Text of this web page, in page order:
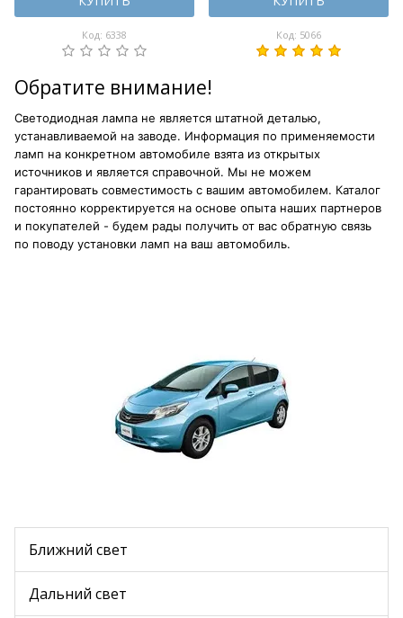
Код: 6338 Код: 5066
Обратите внимание!
Светодиодная лампа не является штатной деталью,
устанавливаемой на заводе. Информация по применяемости
ламп на конкретном автомобиле взята из открытых
источников и является справочной. Мы не можем
гарантировать совместимость с вашим автомобилем. Каталог
постоянно корректируется на основе опыта наших партнеров
и покупателей - будем рады получить от вас обратную связь
по поводу установки ламп на ваш автомобиль.
Ближний свет
Дальний свет